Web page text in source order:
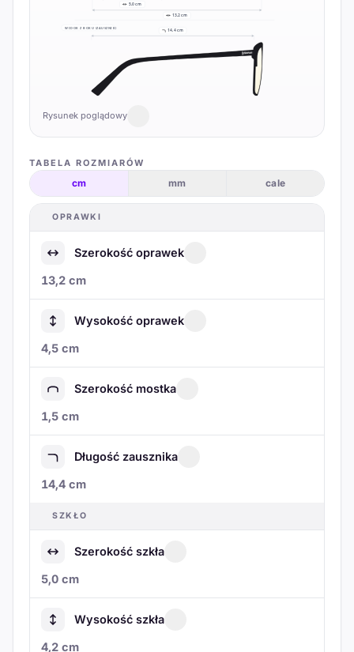
WIDOK Z BOKU (ZAUSZNIK)
5,0 cm
13,2 cm
14,4 cm
Rysunek poglądowy
TABELA ROZMIARÓW
cm mm cale
OPRAWKI
Szerokość oprawek
13,2 cm
Wysokość oprawek
4,5 cm
Szerokość mostka
1,5 cm
Długość zausznika
14,4 cm
SZKŁO
Szerokość szkła
5,0 cm
Wysokość szkła
4,2 cm